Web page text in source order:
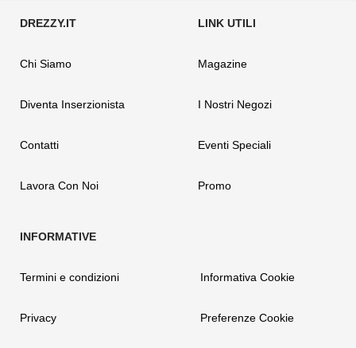
Chi Siamo
Diventa Inserzionista
Contatti
Lavora Con Noi
Magazine
I Nostri Negozi
Eventi Speciali
Promo
Termini e condizioni
Privacy
Informativa Cookie
Preferenze Cookie